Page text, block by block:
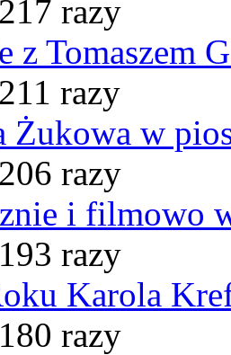
razy
z Tomaszem
razy
Żukowa w
razy
i filmowo
razy
Karola
razy